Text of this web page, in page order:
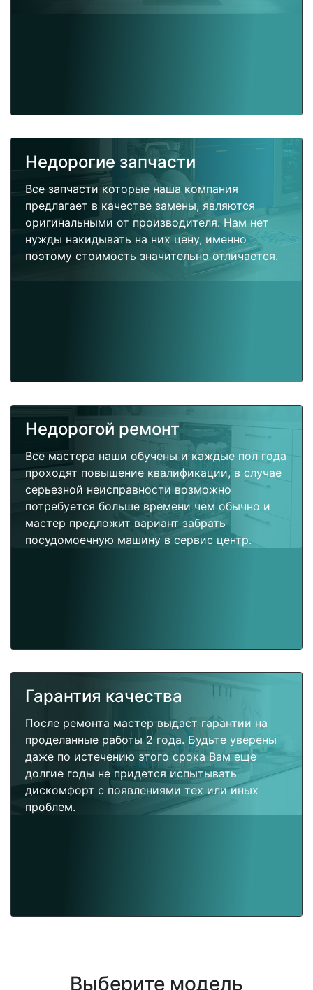
Недорогие запчасти
Все запчасти которые наша компания
предлагает в качестве замены, являются
оригинальными от производителя. Нам нет
нужды накидывать на них цену, именно
поэтому стоимость значительно отличается.
Недорогой ремонт
Все мастера наши обучены и каждые пол года
проходят повышение квалификации, в случае
серьезной неисправности возможно
потребуется больше времени чем обычно и
мастер предложит вариант забрать
посудомоечную машину в сервис центр.
Гарантия качества
После ремонта мастер выдаст гарантии на
проделанные работы 2 года. Будьте уверены
даже по истечению этого срока Вам еще
долгие годы не придется испытывать
дискомфорт с появлениями тех или иных
проблем.
Выберите модель